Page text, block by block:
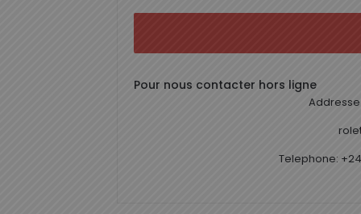
Pour nous contacter hors ligne
Telephone: